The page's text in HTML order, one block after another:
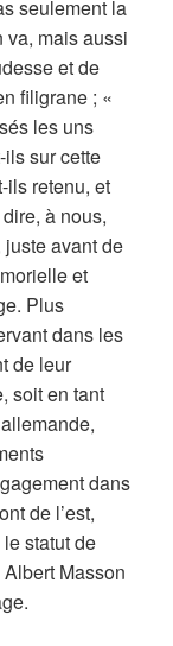
seulement la
va, mais aussi
et de
filigrane ; «
les uns
ils sur cette
ils retenu, et
à nous,
avant de
et
Plus
dans les
de leur
soit en tant
dans
de l’est,
statut de
Masson